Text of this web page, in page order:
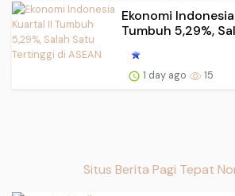
Ekonomi
Tumbuh 5,29%,
1 day ago 15
Situs Berita Pagi Tepat